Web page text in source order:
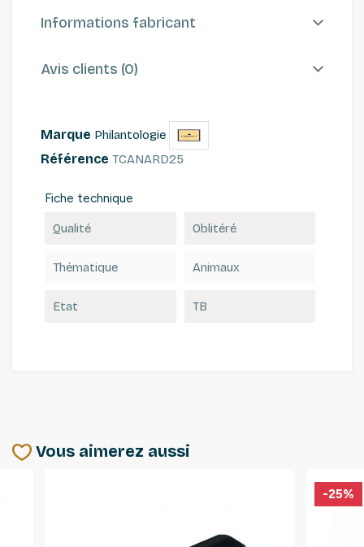
Informations fabricant
Avis clients (0)
Marque Philantologie
Référence TCANARD25
Fiche technique
Qualité Oblitéré
Thématique Animaux
Etat TB
Vous aimerez aussi
-25%